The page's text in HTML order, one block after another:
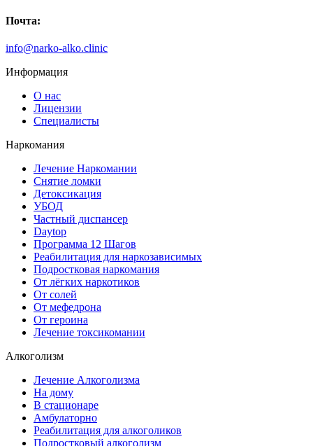
Почта:
info@narko-alko.clinic
Информация
О нас
Лицензии
Специалисты
Наркомания
Лечение Наркомании
Снятие ломки
Детоксикация
УБОД
Частный диспансер
Daytop
Программа 12 Шагов
Реабилитация для наркозависимых
Подростковая наркомания
От лёгких наркотиков
От солей
От мефедрона
От героина
Лечение токсикомании
Алкоголизм
Лечение Алкоголизма
На дому
В стационаре
Амбулаторно
Реабилитация для алкоголиков
Подростковый алкоголизм